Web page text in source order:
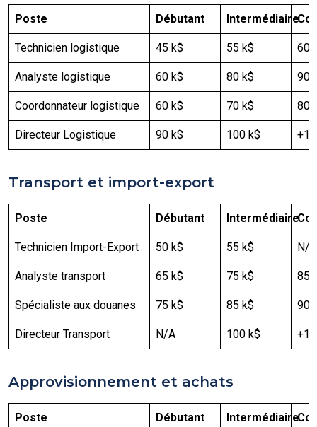
Poste Débutant Intermédiaire
Technicien logistique 45 k$ 55 k$ 60
Analyste logistique 60 k$ 80 k$ 90-
Coordonnateur logistique 60 k$ 70 k$ 80
Directeur Logistique 90 k$ 100 k$
Transport et import-export
Poste Débutant Intermédiaire
Technicien Import-Export 50 k$ 55 k$ N/A
Analyste transport 65 k$ 75 k$ 85
Spécialiste aux douanes 75 k$ 85 k$ 90
Directeur Transport N/A 100 k$
Approvisionnement et achats
Poste Débutant Intermédiaire